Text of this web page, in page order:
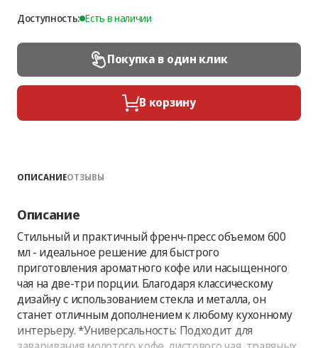
Доступность: Есть в наличии
Покупка в один клик
В корзину
ОПИСАНИЕОТЗЫВЫ
Описание
Стильный и практичный френч-пресс объемом 600
мл - идеальное решение для быстрого
приготовления ароматного кофе или насыщенного
чая на две-три порции. Благодаря классическому
дизайну с использованием стекла и металла, он
станет отличным дополнением к любому кухонному
интерьеру. *Универсальность: Подходит для